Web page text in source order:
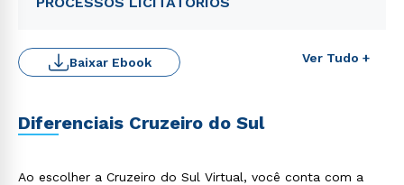
Ver Tudo +
Baixar Ebook
Diferenciais Cruzeiro do Sul
Ao escolher a Cruzeiro do Sul Virtual, você conta com a